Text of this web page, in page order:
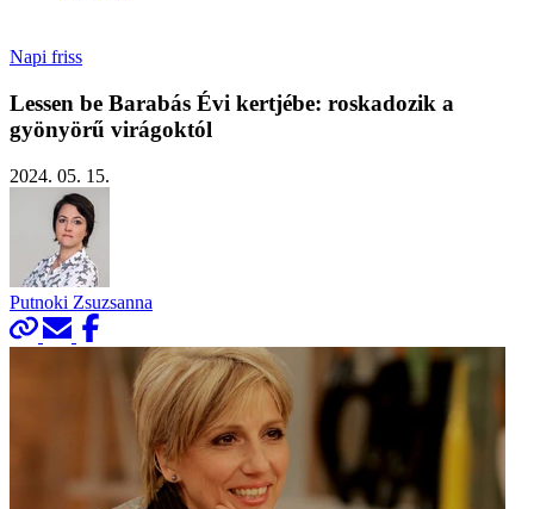
Napi friss
Lessen be Barabás Évi kertjébe: roskadozik a
gyönyörű virágoktól
2024. 05. 15.
Putnoki Zsuzsanna